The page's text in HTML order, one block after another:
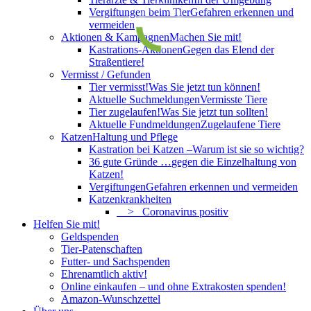
Vergiftungen beim TierGefahren erkennen und
vermeiden
Aktionen & KampagnenMachen Sie mit!
Kastrations-AktionenGegen das Elend der
Straßentiere!
Vermisst / Gefunden
Tier vermisst!Was Sie jetzt tun können!
Aktuelle SuchmeldungenVermisste Tiere
Tier zugelaufen!Was Sie jetzt tun sollten!
Aktuelle FundmeldungenZugelaufene Tiere
KatzenHaltung und Pflege
Kastration bei Katzen –Warum ist sie so wichtig?
36 gute Gründe …gegen die Einzelhaltung von
Katzen!
VergiftungenGefahren erkennen und vermeiden
Katzenkrankheiten
> Coronavirus positiv
Helfen Sie mit!
Geldspenden
Tier-Patenschaften
Futter- und Sachspenden
Ehrenamtlich aktiv!
Online einkaufen – und ohne Extrakosten spenden!
Amazon-Wunschzettel